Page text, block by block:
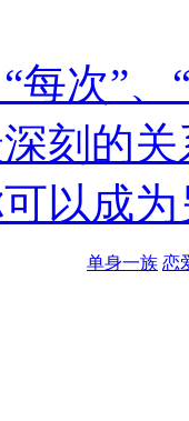
每次”、
刻的
以成
单身一族 恋